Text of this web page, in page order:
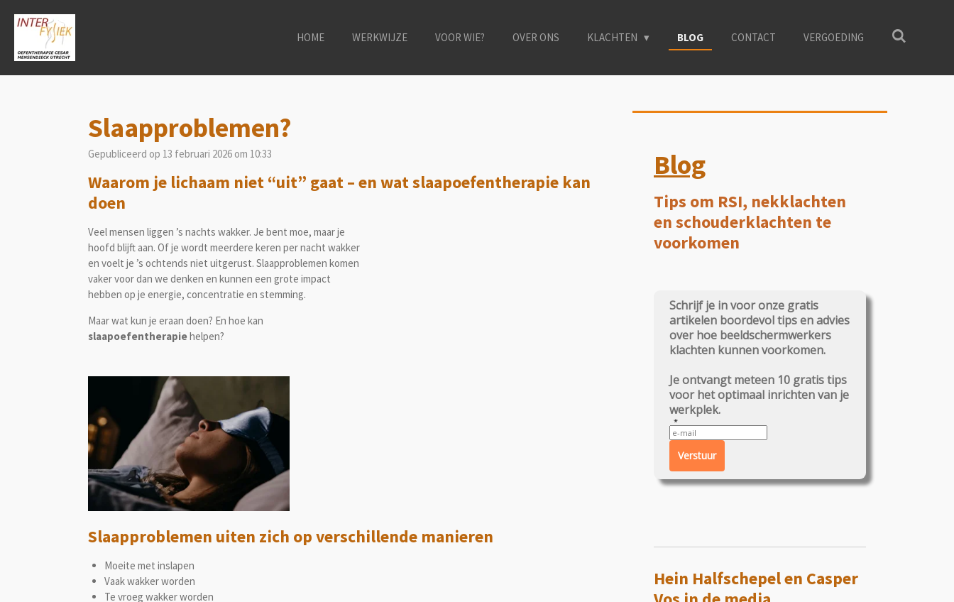
Ga
direct
de
hoofdinhoud
HOME WERKWIJZE VOOR WIE? OVER ONS KLACHTEN BLOG CONTACT VERGOEDING
Slaapproblemen?
Gepubliceerd op 13 februari 2026 om 10:33
Waarom je lichaam niet “uit” gaat – en wat slaapoefentherapie kan
doen
Veel mensen liggen ’s nachts wakker. Je bent moe, maar je
hoofd blijft aan. Of je wordt meerdere keren per nacht wakker
en voelt je ’s ochtends niet uitgerust. Slaapproblemen komen
vaker voor dan we denken en kunnen een grote impact
hebben op je energie, concentratie en stemming.
Maar wat kun je eraan doen? En hoe kan
slaapoefentherapiehelpen?
Slaapproblemen uiten zich op verschillende manieren
Moeite met inslapen
Vaak wakker worden
Te vroeg wakker worden
Blog
Tips om RSI, nekklachten
en schouderklachten te
voorkomen
Schrijf je in voor onze gratis
artikelen boordevol tips en advies
over hoe beeldschermwerkers
klachten kunnen voorkomen.
Je ontvangt meteen 10 gratis tips
voor het optimaal inrichten van je
werkplek.
Verstuur
Hein Halfschepel en Casper